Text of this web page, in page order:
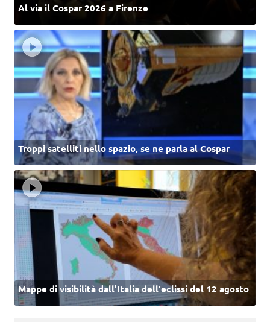
Al via il Cospar 2026 a Firenze
Troppi satelliti nello spazio, se ne parla al Cospar
Mappe di visibilità dall’Italia dell'eclissi del 12 agosto